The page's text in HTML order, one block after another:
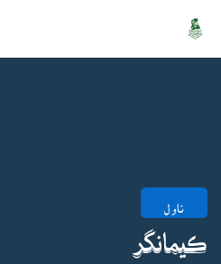
ناول
ڪيمانگر